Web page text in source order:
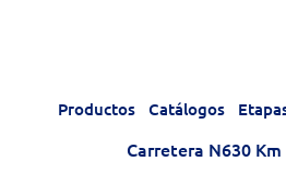
Productos Catálogos
Carretera N630